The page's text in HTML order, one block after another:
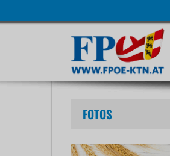
FOTOS